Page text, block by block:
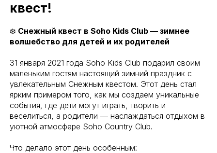
квест!
❄️ Снежный квест в Soho Kids Club — зимнее
волшебство для детей и их родителей
31 января 2021 года Soho Kids Club подарил своим
маленьким гостям настоящий зимний праздник с
увлекательным Снежным квестом. Этот день стал
ярким примером того, как мы создаем уникальные
события, где дети могут играть, творить и
веселиться, а родители — наслаждаться отдыхом в
уютной атмосфере Soho Country Club.
Что делало этот день особенным: